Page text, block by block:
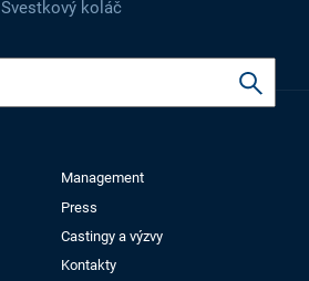
Švestkový koláč
Management
Press
Castingy a výzvy
Kontakty